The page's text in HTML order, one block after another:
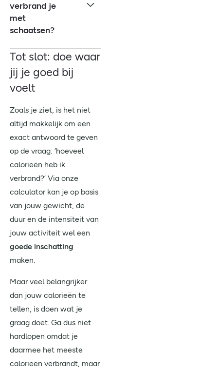
verbrand je
met
schaatsen?
Tot slot: doe waar
jij je goed bij
voelt
Zoals je ziet, is het niet
altijd makkelijk om een
exact antwoord te geven
op de vraag: ‘hoeveel
calorieën heb ik
verbrand?’ Via onze
calculator kan je op basis
van jouw gewicht, de
duur en de intensiteit van
jouw activiteit wel een
goede inschatting
maken.
Maar veel belangrijker
dan jouw calorieën te
tellen, is doen wat je
graag doet. Ga dus niet
hardlopen omdat je
daarmee het meeste
calorieën verbrandt, maar